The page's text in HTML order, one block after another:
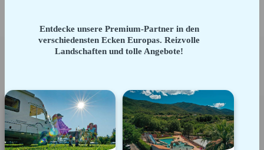
Entdecke unsere Premium-Partner in den
verschiedensten Ecken Europas. Reizvolle
Landschaften und tolle Angebote!